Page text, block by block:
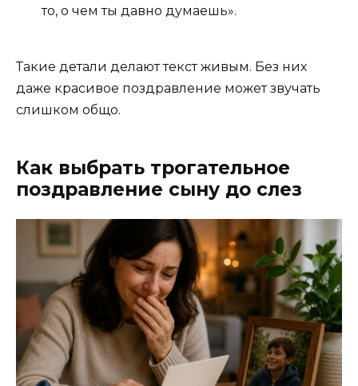
то, о чем ты давно думаешь».
Такие детали делают текст живым. Без них
даже красивое поздравление может звучать
слишком общо.
Как выбрать трогательное
поздравление сыну до слез